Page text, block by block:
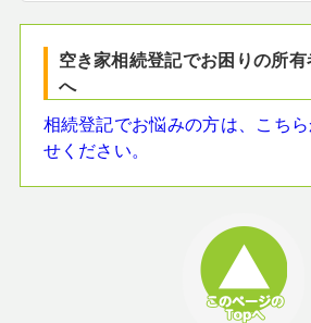
空き家相続登記でお困りの所
へ
相続登記でお悩みの方は、こち
せください。